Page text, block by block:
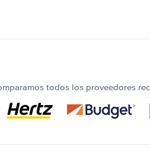
todos los proveedores